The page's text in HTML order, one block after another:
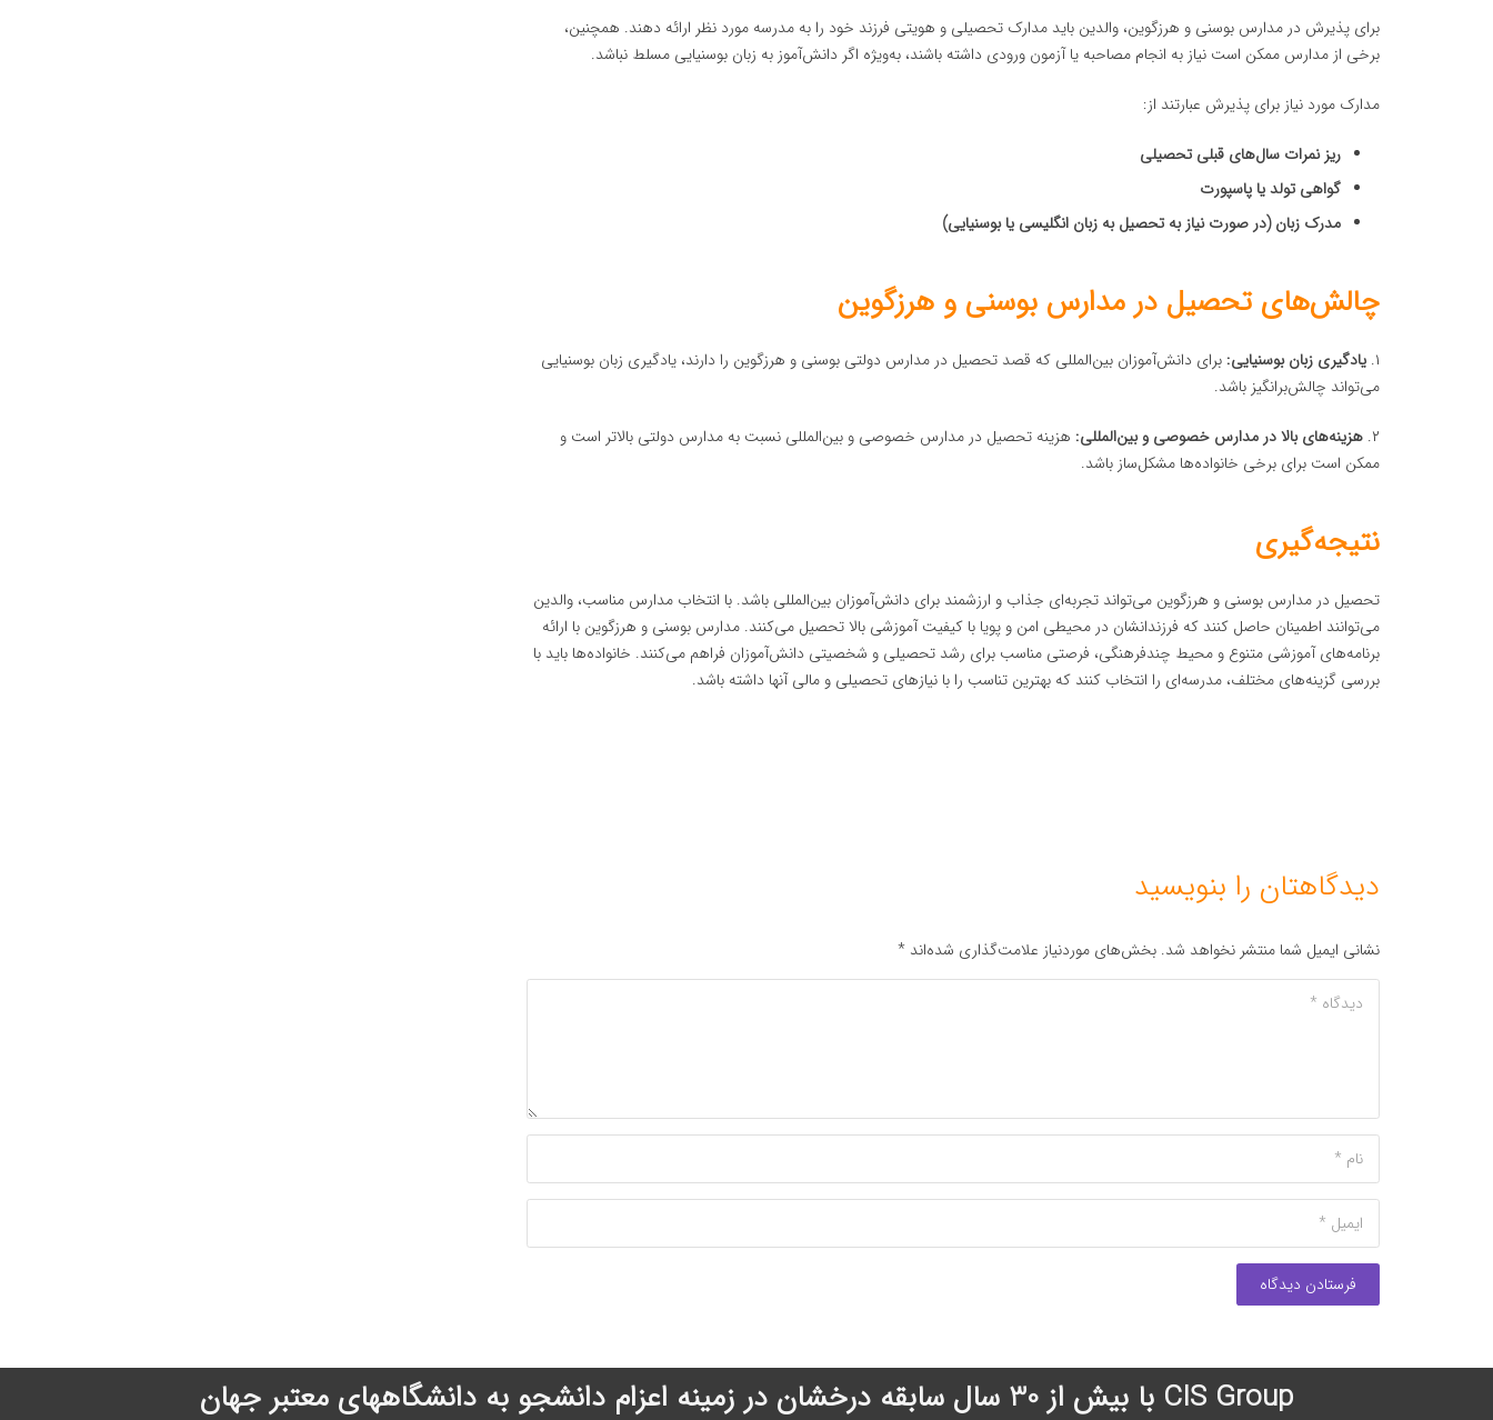
برای پذیرش در مدارس بوسنی و هرزگوین، والدین باید مدارک تحصیلی و هویتی فرزند خود را به مدرسه مورد نظر ارائه دهند. همچنین،
برخی از مدارس ممکن است نیاز به انجام مصاحبه یا آزمون ورودی داشته باشند، به‌ویژه اگر دانش‌آموز به زبان بوسنیایی مسلط نباشد.
مدارک مورد نیاز برای پذیرش عبارتند از:
ریز نمرات سال‌های قبلی تحصیلی
گواهی تولد یا پاسپورت
مدرک زبان (در صورت نیاز به تحصیل به زبان انگلیسی یا بوسنیایی)
چالش‌های تحصیل در مدارس بوسنی و هرزگوین
۱. یادگیری زبان بوسنیایی: برای دانش‌آموزان بین‌المللی که قصد تحصیل در مدارس دولتی بوسنی و هرزگوین را دارند، یادگیری زبان بوسنیایی
می‌تواند چالش‌برانگیز باشد.
۲. هزینه‌های بالا در مدارس خصوصی و بین‌المللی: هزینه تحصیل در مدارس خصوصی و بین‌المللی نسبت به مدارس دولتی بالاتر است و
ممکن است برای برخی خانواده‌ها مشکل‌ساز باشد.
نتیجه‌گیری
تحصیل در مدارس بوسنی و هرزگوین می‌تواند تجربه‌ای جذاب و ارزشمند برای دانش‌آموزان بین‌المللی باشد. با انتخاب مدارس مناسب، والدین
می‌توانند اطمینان حاصل کنند که فرزندانشان در محیطی امن و پویا با کیفیت آموزشی بالا تحصیل می‌کنند. مدارس بوسنی و هرزگوین با ارائه
برنامه‌های آموزشی متنوع و محیط چندفرهنگی، فرصتی مناسب برای رشد تحصیلی و شخصیتی دانش‌آموزان فراهم می‌کنند. خانواده‌ها باید با
بررسی گزینه‌های مختلف، مدرسه‌ای را انتخاب کنند که بهترین تناسب را با نیازهای تحصیلی و مالی آنها داشته باشد.
دیدگاهتان را بنویسید
نشانی ایمیل شما منتشر نخواهد شد. بخش‌های موردنیاز علامت‌گذاری شده‌اند *
فرستادن دیدگاه
CIS Group با بیش از 30 سال سابقه درخشان در زمینه اعزام دانشجو به دانشگاههای معتبر جهان